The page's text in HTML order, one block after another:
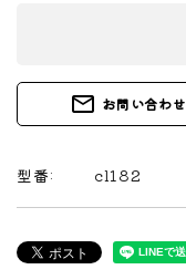
mail_outline お問い合わせ
型番: cl182